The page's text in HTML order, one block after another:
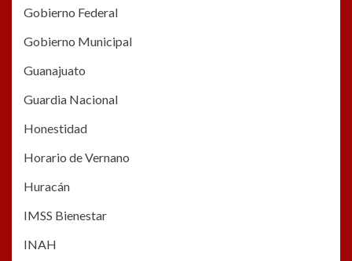
Gobierno Federal
Gobierno Municipal
Guanajuato
Guardia Nacional
Honestidad
Horario de Vernano
Huracán
IMSS Bienestar
INAH